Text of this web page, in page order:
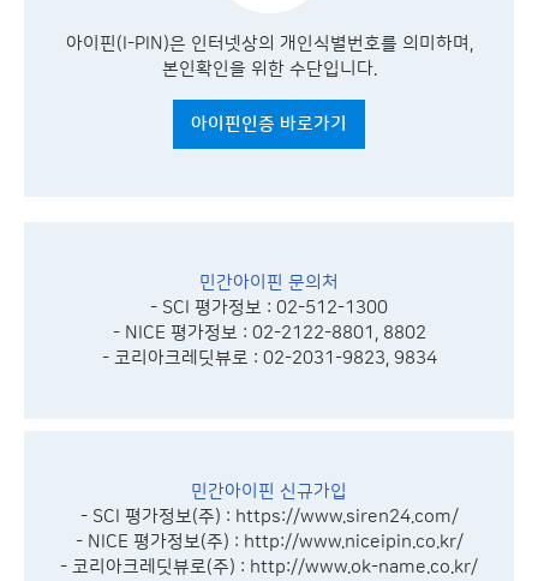
아이핀(I-PIN)은 인터넷상의 개인식별번호를 의미하며,
본인확인을 위한 수단입니다.
아이핀인증 바로가기
민간아이핀 문의처
- SCI 평가정보 : 02-512-1300
- NICE 평가정보 : 02-2122-8801, 8802
- 코리아크레딧뷰로 : 02-2031-9823, 9834
민간아이핀 신규가입
- SCI 평가정보(주) : https://www.siren24.com/
- NICE 평가정보(주) : http://www.niceipin.co.kr/
- 코리아크레딧뷰로(주) : http://www.ok-name.co.kr/